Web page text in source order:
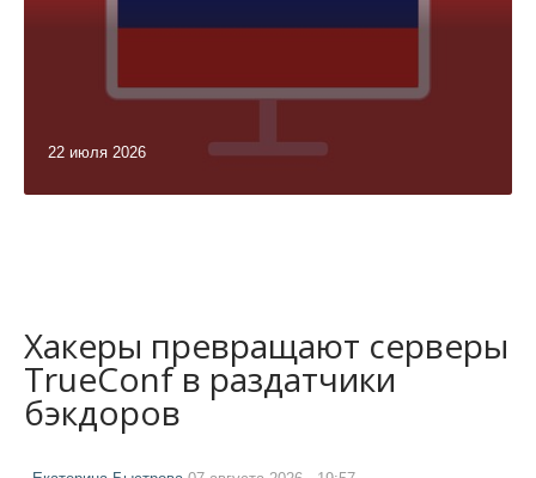
22 июля 2026
Хакеры превращают серверы
TrueConf в раздатчики
бэкдоров